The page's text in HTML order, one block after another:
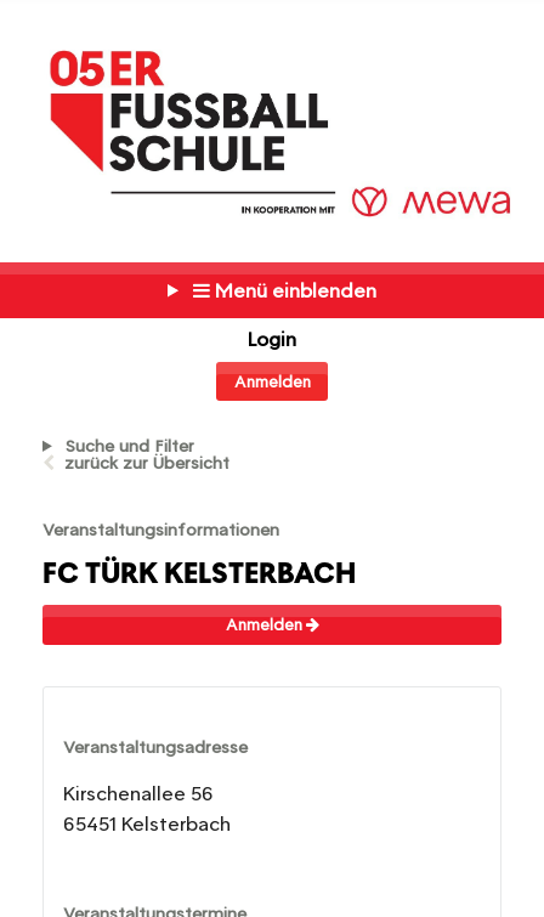
Menü einblenden
Login
Anmelden
Suche und Filter
zurück zur Übersicht
Veranstaltungsinformationen
FC TÜRK KELSTERBACH
Anmelden
Veranstaltungsadresse
Kirschenallee 56
65451 Kelsterbach